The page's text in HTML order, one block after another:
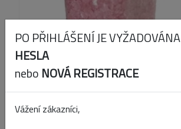
PO PŘIHLÁŠENÍ JE VYŽADOVÁNA
HESLA
nebo NOVÁ REGISTRACE
Vážení zákazníci,